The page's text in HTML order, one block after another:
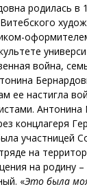
родилась в
война,
ее настигла
Антонина
концлагеря
участницей
на
на родину –
«Это была